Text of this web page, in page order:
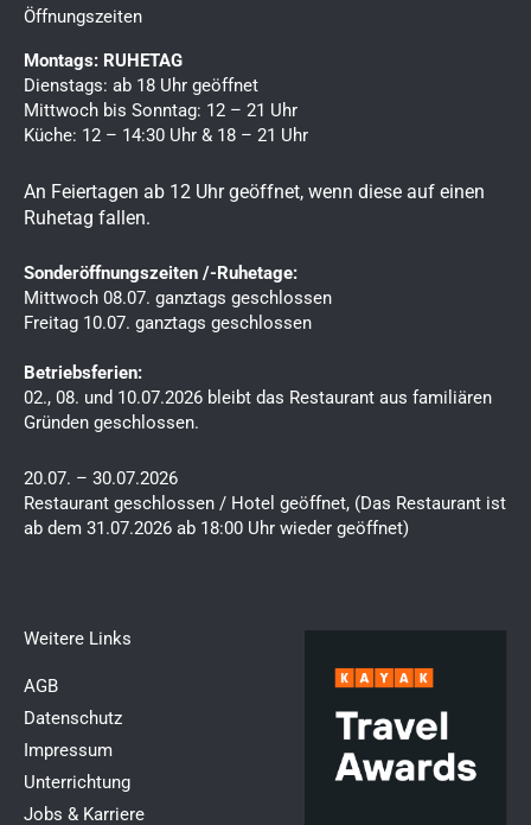
e
b
o
o
a
g
r
Öffnungszeiten
Montags: RUHETAG
Dienstags: ab 18 Uhr geöffnet
Mittwoch bis Sonntag: 12 – 21 Uhr
Küche: 12 – 14:30 Uhr & 18 – 21 Uhr
An Feiertagen ab 12 Uhr geöffnet, wenn diese auf einen
Ruhetag fallen.
Sonderöffnungszeiten /-Ruhetage:
Mittwoch 08.07. ganztags geschlossen
Freitag 10.07. ganztags geschlossen
Betriebsferien:
02., 08. und 10.07.2026 bleibt das Restaurant aus familiären
Gründen geschlossen.
20.07. – 30.07.2026
Restaurant geschlossen / Hotel geöffnet, (Das Restaurant ist
ab dem 31.07.2026 ab 18:00 Uhr wieder geöffnet)
Weitere Links​
AGB
Datenschutz
Impressum
Unterrichtung
Jobs & Karriere